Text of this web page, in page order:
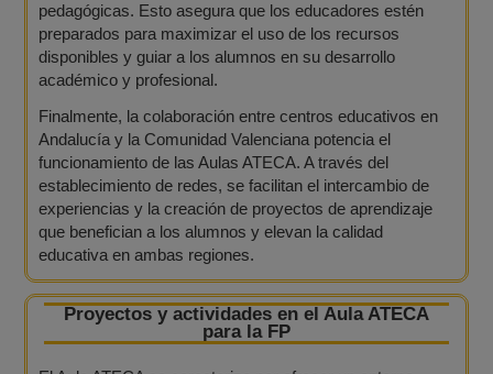
pedagógicas. Esto asegura que los educadores estén
preparados para maximizar el uso de los recursos
disponibles y guiar a los alumnos en su desarrollo
académico y profesional.
Finalmente, la colaboración entre centros educativos en
Andalucía y la Comunidad Valenciana potencia el
funcionamiento de las Aulas ATECA. A través del
establecimiento de redes, se facilitan el intercambio de
experiencias y la creación de proyectos de aprendizaje
que benefician a los alumnos y elevan la calidad
educativa en ambas regiones.
Proyectos y actividades en el Aula ATECA
para la FP